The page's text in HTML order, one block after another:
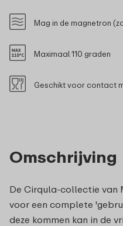
Omschrijving
De Cirqula-collectie van
voor een complete
deze kommen kan in de
Mag in de magnetron
Maximaal 110 graden
Geschikt voor contact